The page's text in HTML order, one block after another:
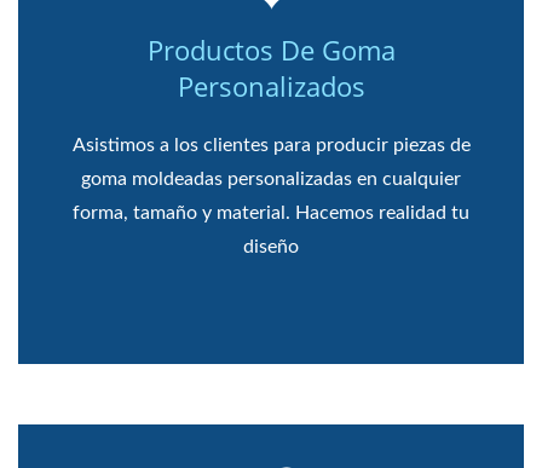
Productos De Goma
Personalizados
Asistimos a los clientes para producir piezas de
goma moldeadas personalizadas en cualquier
forma, tamaño y material. Hacemos realidad tu
diseño